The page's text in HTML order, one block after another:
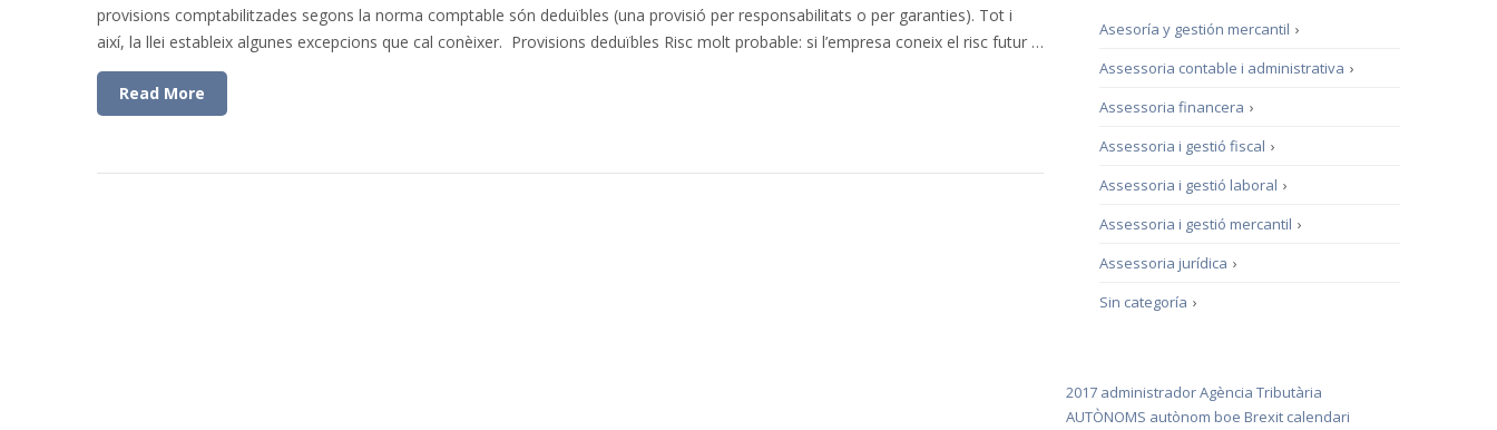
provisions comptabilitzades segons la norma comptable són deduïbles (una provisió per responsabilitats o per garanties). Tot i
així, la llei estableix algunes excepcions que cal conèixer. Provisions deduïbles Risc molt probable: si l’empresa coneix el risc futur …
Read More
›
Asesoría y gestión mercantil
›
Assessoria contable i administrativa
›
Assessoria financera
›
Assessoria i gestió fiscal
›
Assessoria i gestió laboral
›
Assessoria i gestió mercantil
›
Assessoria jurídica
›
Sin categoría
2017 administradorAgència Tributària
AUTÒNOMS autònom boe Brexit calendari